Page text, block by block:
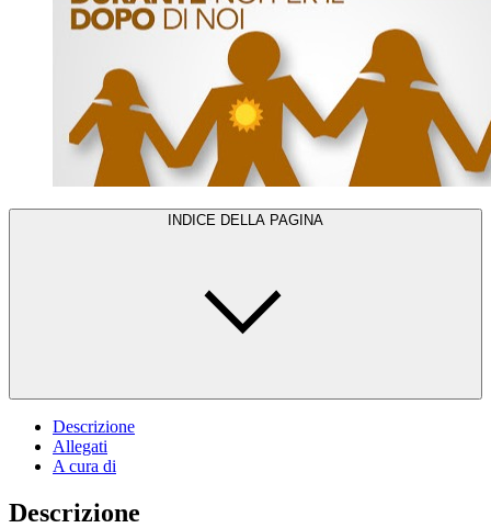
INDICE DELLA PAGINA
Descrizione
Allegati
A cura di
Descrizione